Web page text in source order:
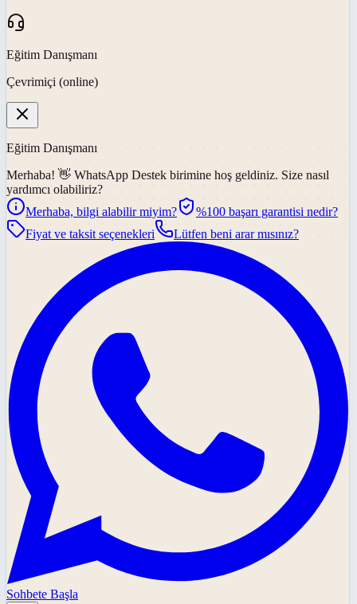
Eğitim Danışmanı
Çevrimiçi (online)
Eğitim Danışmanı
Merhaba! 👋 WhatsApp Destek birimine hoş geldiniz. Size nasıl
yardımcı olabiliriz?
Merhaba, bilgi alabilir miyim?
%100 başarı garantisi nedir?
Fiyat ve taksit seçenekleri
Lütfen beni arar mısınız?
Sohbete Başla